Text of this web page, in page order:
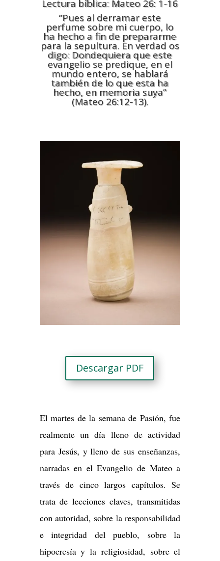
Lectura bíblica: Mateo 26: 1-16
“Pues al derramar este
perfume sobre mi cuerpo, lo
ha hecho a fin de prepararme
para la sepultura. En verdad os
digo: Dondequiera que este
evangelio se predique, en el
mundo entero, se hablará
también de lo que esta ha
hecho, en memoria suya”
(Mateo 26:12-13).
Descargar PDF
El martes de la semana de Pasión, fue
realmente un día lleno de actividad
para Jesús, y lleno de sus enseñanzas,
narradas en el Evangelio de Mateo a
través de cinco largos capítulos. Se
trata de lecciones claves, transmitidas
con autoridad, sobre la responsabilidad
e integridad del pueblo, sobre la
hipocresía y la religiosidad, sobre el